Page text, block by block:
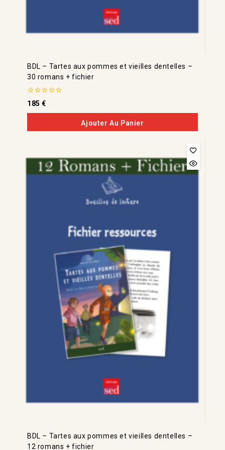
BDL – Tartes aux pommes et vieilles dentelles –
30 romans + fichier
0
de
5
185€
Ajouter Au Panier
BDL – Tartes aux pommes et vieilles dentelles –
12 romans + fichier